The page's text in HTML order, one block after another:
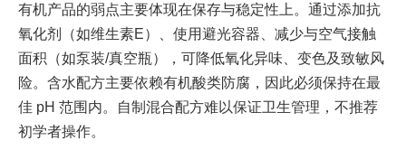
有机产品的弱点主要体现在保存与稳定性上。通过添加抗
氧化剂（如维生素E）、使用避光容器、减少与空气接触
面积（如泵装/真空瓶），可降低氧化异味、变色及致敏风
险。含水配方主要依赖有机酸类防腐，因此必须保持在最
佳 pH 范围内。自制混合配方难以保证卫生管理，不推荐
初学者操作。